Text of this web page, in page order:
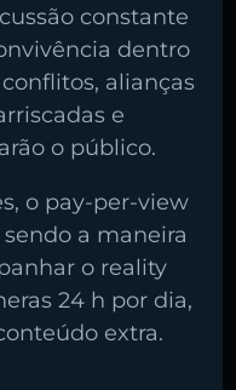
constante
dentro
alianças
e
o público.
o pay-per-view
a maneira
o reality
24 h por dia,
extra.